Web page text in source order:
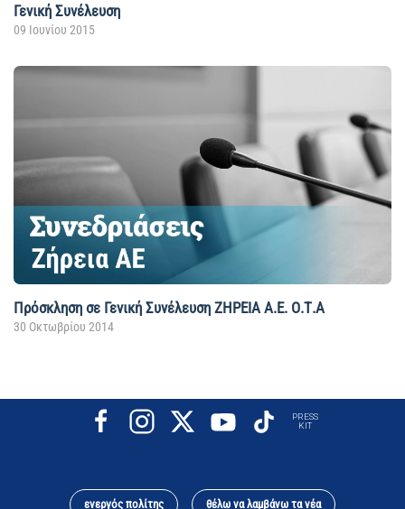
Γενική Συνέλευση
09 Ιουνίου 2015
Πρόσκληση σε Γενική Συνέλευση ΖΗΡΕΙΑ Α.Ε. Ο.Τ.Α
30 Οκτωβρίου 2014
PRESS
KIT
ενεργός πολίτης θέλω να λαμβάνω τα νέα